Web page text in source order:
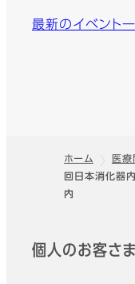
最新のイベント
フッター
ホーム 医療
回日本消化器
内
クイックリンク
個人のお客さま